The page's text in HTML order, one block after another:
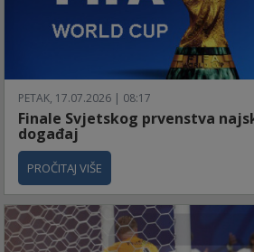
PETAK, 17.07.2026 | 08:17
Finale Svjetskog prvenstva
događaj
PROČITAJ VIŠE